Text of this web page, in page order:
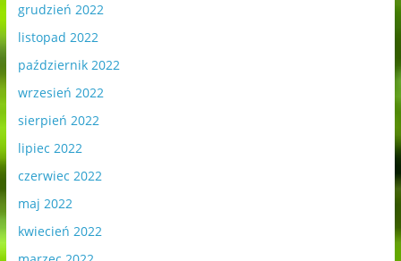
grudzień 2022
listopad 2022
październik 2022
wrzesień 2022
sierpień 2022
lipiec 2022
czerwiec 2022
maj 2022
kwiecień 2022